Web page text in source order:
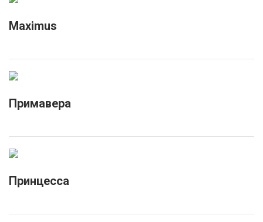
Maximus
Примавера
Принцесса